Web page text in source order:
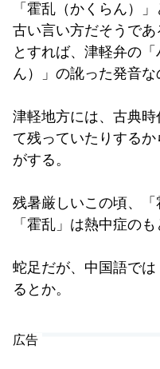
「霍乱（かくらん）
古い言い方だそうであ
とすれば、津軽弁の
ん）」の訛った発音な
津軽地方には、古典
て残っていたりする
がする。
残暑厳しいこの頃、「
「霍乱」は熱中症のも
蛇足だが、中国語で
るとか。
広告